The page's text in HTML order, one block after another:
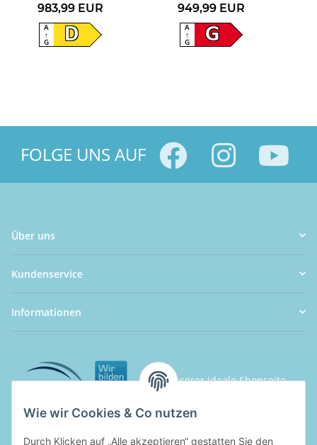
983,99 EUR
D
A
↑
G
949,99 EUR
G
A
↑
G
FOLGE UNS AUF
Über uns
Kundenservice
Informationen
Wie wir Cookies & Co nutzen
Durch Klicken auf „Alle akzeptieren“ gestatten Sie den